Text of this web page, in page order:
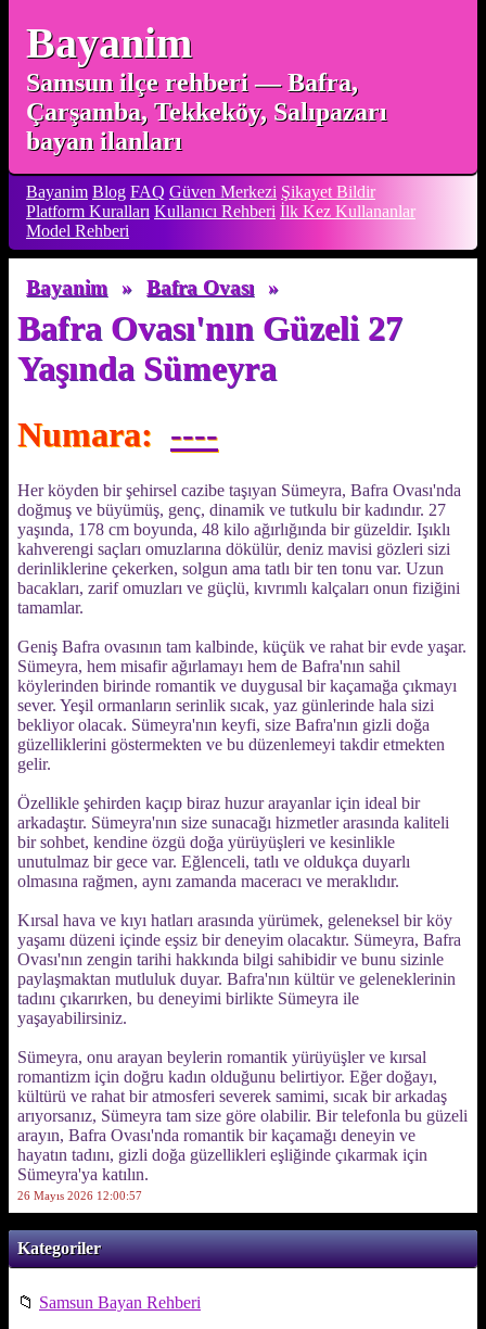
Bayanim
Samsun ilçe rehberi — Bafra,
Çarşamba, Tekkeköy, Salıpazarı
bayan ilanları
Bayanim Blog FAQ Güven Merkezi Şikayet Bildir
Platform Kuralları Kullanıcı Rehberi İlk Kez Kullananlar
Model Rehberi
Kategoriler
📁 Samsun Bayan Rehberi
Bayanim » Bafra Ovası »
Bafra Ovası'nın Güzeli 27
Yaşında Sümeyra
Numara: ----
Her köyden bir şehirsel cazibe taşıyan Sümeyra, Bafra Ovası'nda
doğmuş ve büyümüş, genç, dinamik ve tutkulu bir kadındır. 27
yaşında, 178 cm boyunda, 48 kilo ağırlığında bir güzeldir. Işıklı
kahverengi saçları omuzlarına dökülür, deniz mavisi gözleri sizi
derinliklerine çekerken, solgun ama tatlı bir ten tonu var. Uzun
bacakları, zarif omuzları ve güçlü, kıvrımlı kalçaları onun fiziğini
tamamlar.
Geniş Bafra ovasının tam kalbinde, küçük ve rahat bir evde yaşar.
Sümeyra, hem misafir ağırlamayı hem de Bafra'nın sahil
köylerinden birinde romantik ve duygusal bir kaçamağa çıkmayı
sever. Yeşil ormanların serinlik sıcak, yaz günlerinde hala sizi
bekliyor olacak. Sümeyra'nın keyfi, size Bafra'nın gizli doğa
güzelliklerini göstermekten ve bu düzenlemeyi takdir etmekten
gelir.
Özellikle şehirden kaçıp biraz huzur arayanlar için ideal bir
arkadaştır. Sümeyra'nın size sunacağı hizmetler arasında kaliteli
bir sohbet, kendine özgü doğa yürüyüşleri ve kesinlikle
unutulmaz bir gece var. Eğlenceli, tatlı ve oldukça duyarlı
olmasına rağmen, aynı zamanda maceracı ve meraklıdır.
Kırsal hava ve kıyı hatları arasında yürümek, geleneksel bir köy
yaşamı düzeni içinde eşsiz bir deneyim olacaktır. Sümeyra, Bafra
Ovası'nın zengin tarihi hakkında bilgi sahibidir ve bunu sizinle
paylaşmaktan mutluluk duyar. Bafra'nın kültür ve geleneklerinin
tadını çıkarırken, bu deneyimi birlikte Sümeyra ile
yaşayabilirsiniz.
Sümeyra, onu arayan beylerin romantik yürüyüşler ve kırsal
romantizm için doğru kadın olduğunu belirtiyor. Eğer doğayı,
kültürü ve rahat bir atmosferi severek samimi, sıcak bir arkadaş
arıyorsanız, Sümeyra tam size göre olabilir. Bir telefonla bu güzeli
arayın, Bafra Ovası'nda romantik bir kaçamağı deneyin ve
hayatın tadını, gizli doğa güzellikleri eşliğinde çıkarmak için
Sümeyra'ya katılın.
26 Mayıs 2026 12:00:57